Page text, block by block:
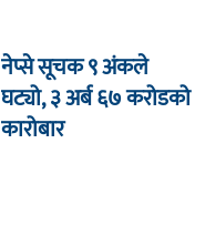
नेप्से सूचक ९ अंकले
घट्यो, ३ अर्ब ६७ करोडको
कारोबार